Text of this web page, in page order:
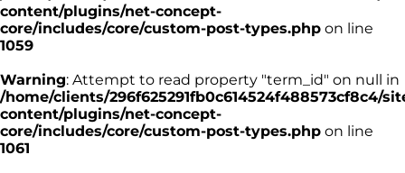
content/plugins/net-concept-
core/includes/core/custom-post-types.php on line
1059
Warning: Attempt to read property "term_id" on null in
/home/clients/296f625291fb0c614524f488573cf8c4/
content/plugins/net-concept-
core/includes/core/custom-post-types.php on line
1061